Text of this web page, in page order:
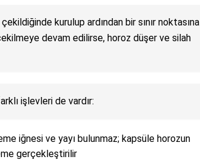
kurulup ardından bir sınır noktasına
devam edilirse, horoz düşer ve silah
işlevleri de vardır:
iğnesi ve yayı bulunmaz; kapsüle horozun
gerçekleştirilir